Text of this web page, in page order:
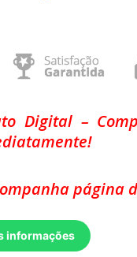
Digital –
página
informações